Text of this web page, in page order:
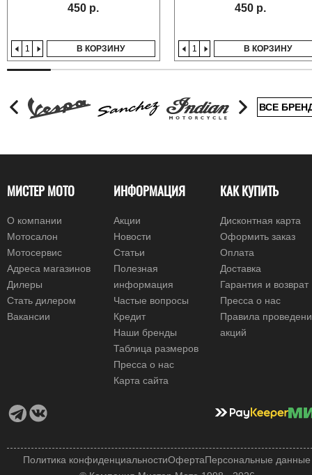
450 р.
В КОРЗИНУ
450 р.
В КОРЗИНУ
ВСЕ
МИСТЕР МОТО
О компании
Мотосалон
Мотосервис
Адреса магазинов
Дилеры
Стать дилером
Вакансии
ИНФОРМАЦИЯ
Акции
Новости
Статьи
Полезная
информация
Частые вопросы
Кредит
Наши бренды
Таблица размеров
Пресса о нас
Карта сайта
КАК КУПИТЬ
Дисконтная карта
Оформить заказ
Оплата
Доставка
Гарантия и возврат
Пресса о нас
Правила
акций
Политика конфиденциальностиОфертаПерсональные данные